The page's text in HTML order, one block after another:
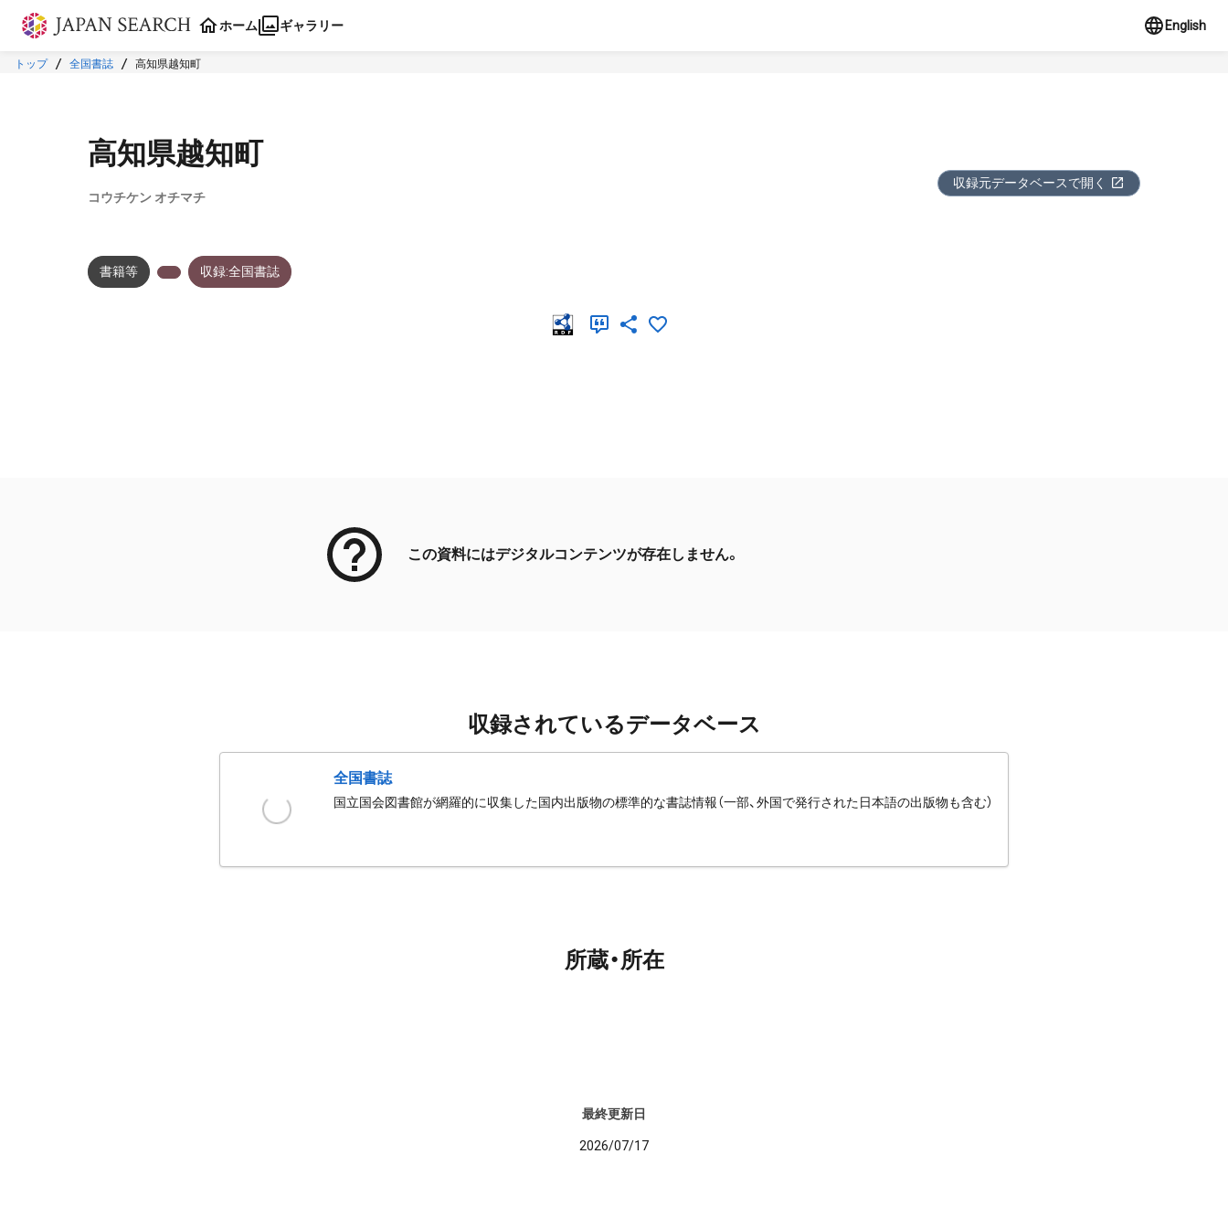
本文に飛ぶ
ホーム ギャラリー English
トップ 全国書誌 高知県越知町
高知県越知町
コウチケン オチマチ
収録元データベースで開く
書籍等 収録:全国書誌
この資料にはデジタルコンテンツが存在しません。
収録されているデータベース
全国書誌
国立国会図書館が網羅的に収集した国内出版物の標準的な書誌情報（一部、外国で発行された日本語の出版物も含む）
所蔵・所在
最終更新日
2026/07/17